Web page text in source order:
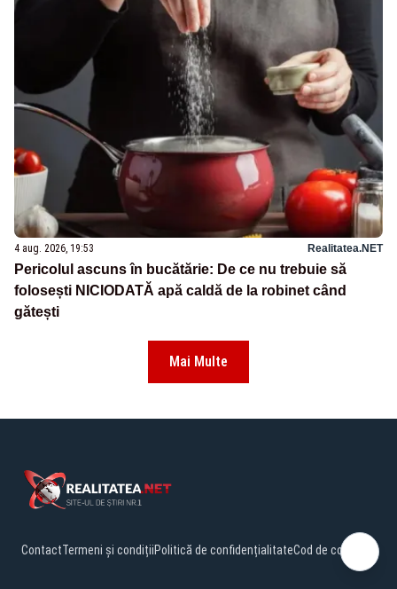
4 aug. 2026, 19:53 Realitatea.NET
Pericolul ascuns în bucătărie: De ce nu trebuie să
folosești NICIODATĂ apă caldă de la robinet când
gătești
Mai Multe
ContactTermeni și condițiiPolitică de confidențialitateCod de conduită